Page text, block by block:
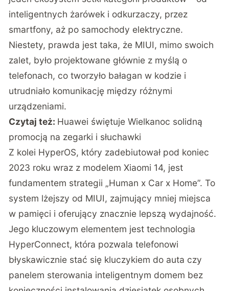
inteligentnych żarówek i odkurzaczy, przez
smartfony, aż po samochody elektryczne.
Niestety, prawda jest taka, że MIUI, mimo swoich
zalet, było projektowane głównie z myślą o
telefonach, co tworzyło bałagan w kodzie i
utrudniało komunikację między różnymi
urządzeniami.
Czytaj też: Huawei świętuje Wielkanoc solidną
promocją na zegarki i słuchawki
Z kolei HyperOS, który zadebiutował pod koniec
2023 roku wraz z modelem Xiaomi 14, jest
fundamentem strategii „Human x Car x Home”. To
system lżejszy od MIUI, zajmujący mniej miejsca
w pamięci i oferujący znacznie lepszą wydajność.
Jego kluczowym elementem jest technologia
HyperConnect, która pozwala telefonowi
błyskawicznie stać się kluczykiem do auta czy
panelem sterowania inteligentnym domem bez